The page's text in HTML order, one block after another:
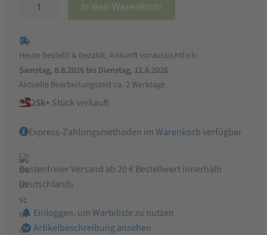
Premium
Geflügelkörnerfutter,
ohne
Gentechnik,
mit
Oregano-
und
Öl
Menge
In den Warenkorb
Heute bestellt & bezahlt, Ankunft voraussichtlich:
Samstag, 8.8.2026 bis Dienstag, 11.8.2026
Aktuelle Bearbeitungszeit ca. 2 Werktage
25k+Stück verkauft
Express-Zahlungsmethoden imWarenkorb verfügbar
Kostenfreier Versand ab 20 € Bestellwert innerhalb
Deutschlands
Einloggen, um Warteliste zu nutzen
Artikelbeschreibung ansehen